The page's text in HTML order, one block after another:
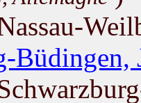
Büdingen,